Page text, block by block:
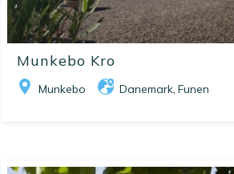
Munkebo Kro
Munkebo Danemark, Funen